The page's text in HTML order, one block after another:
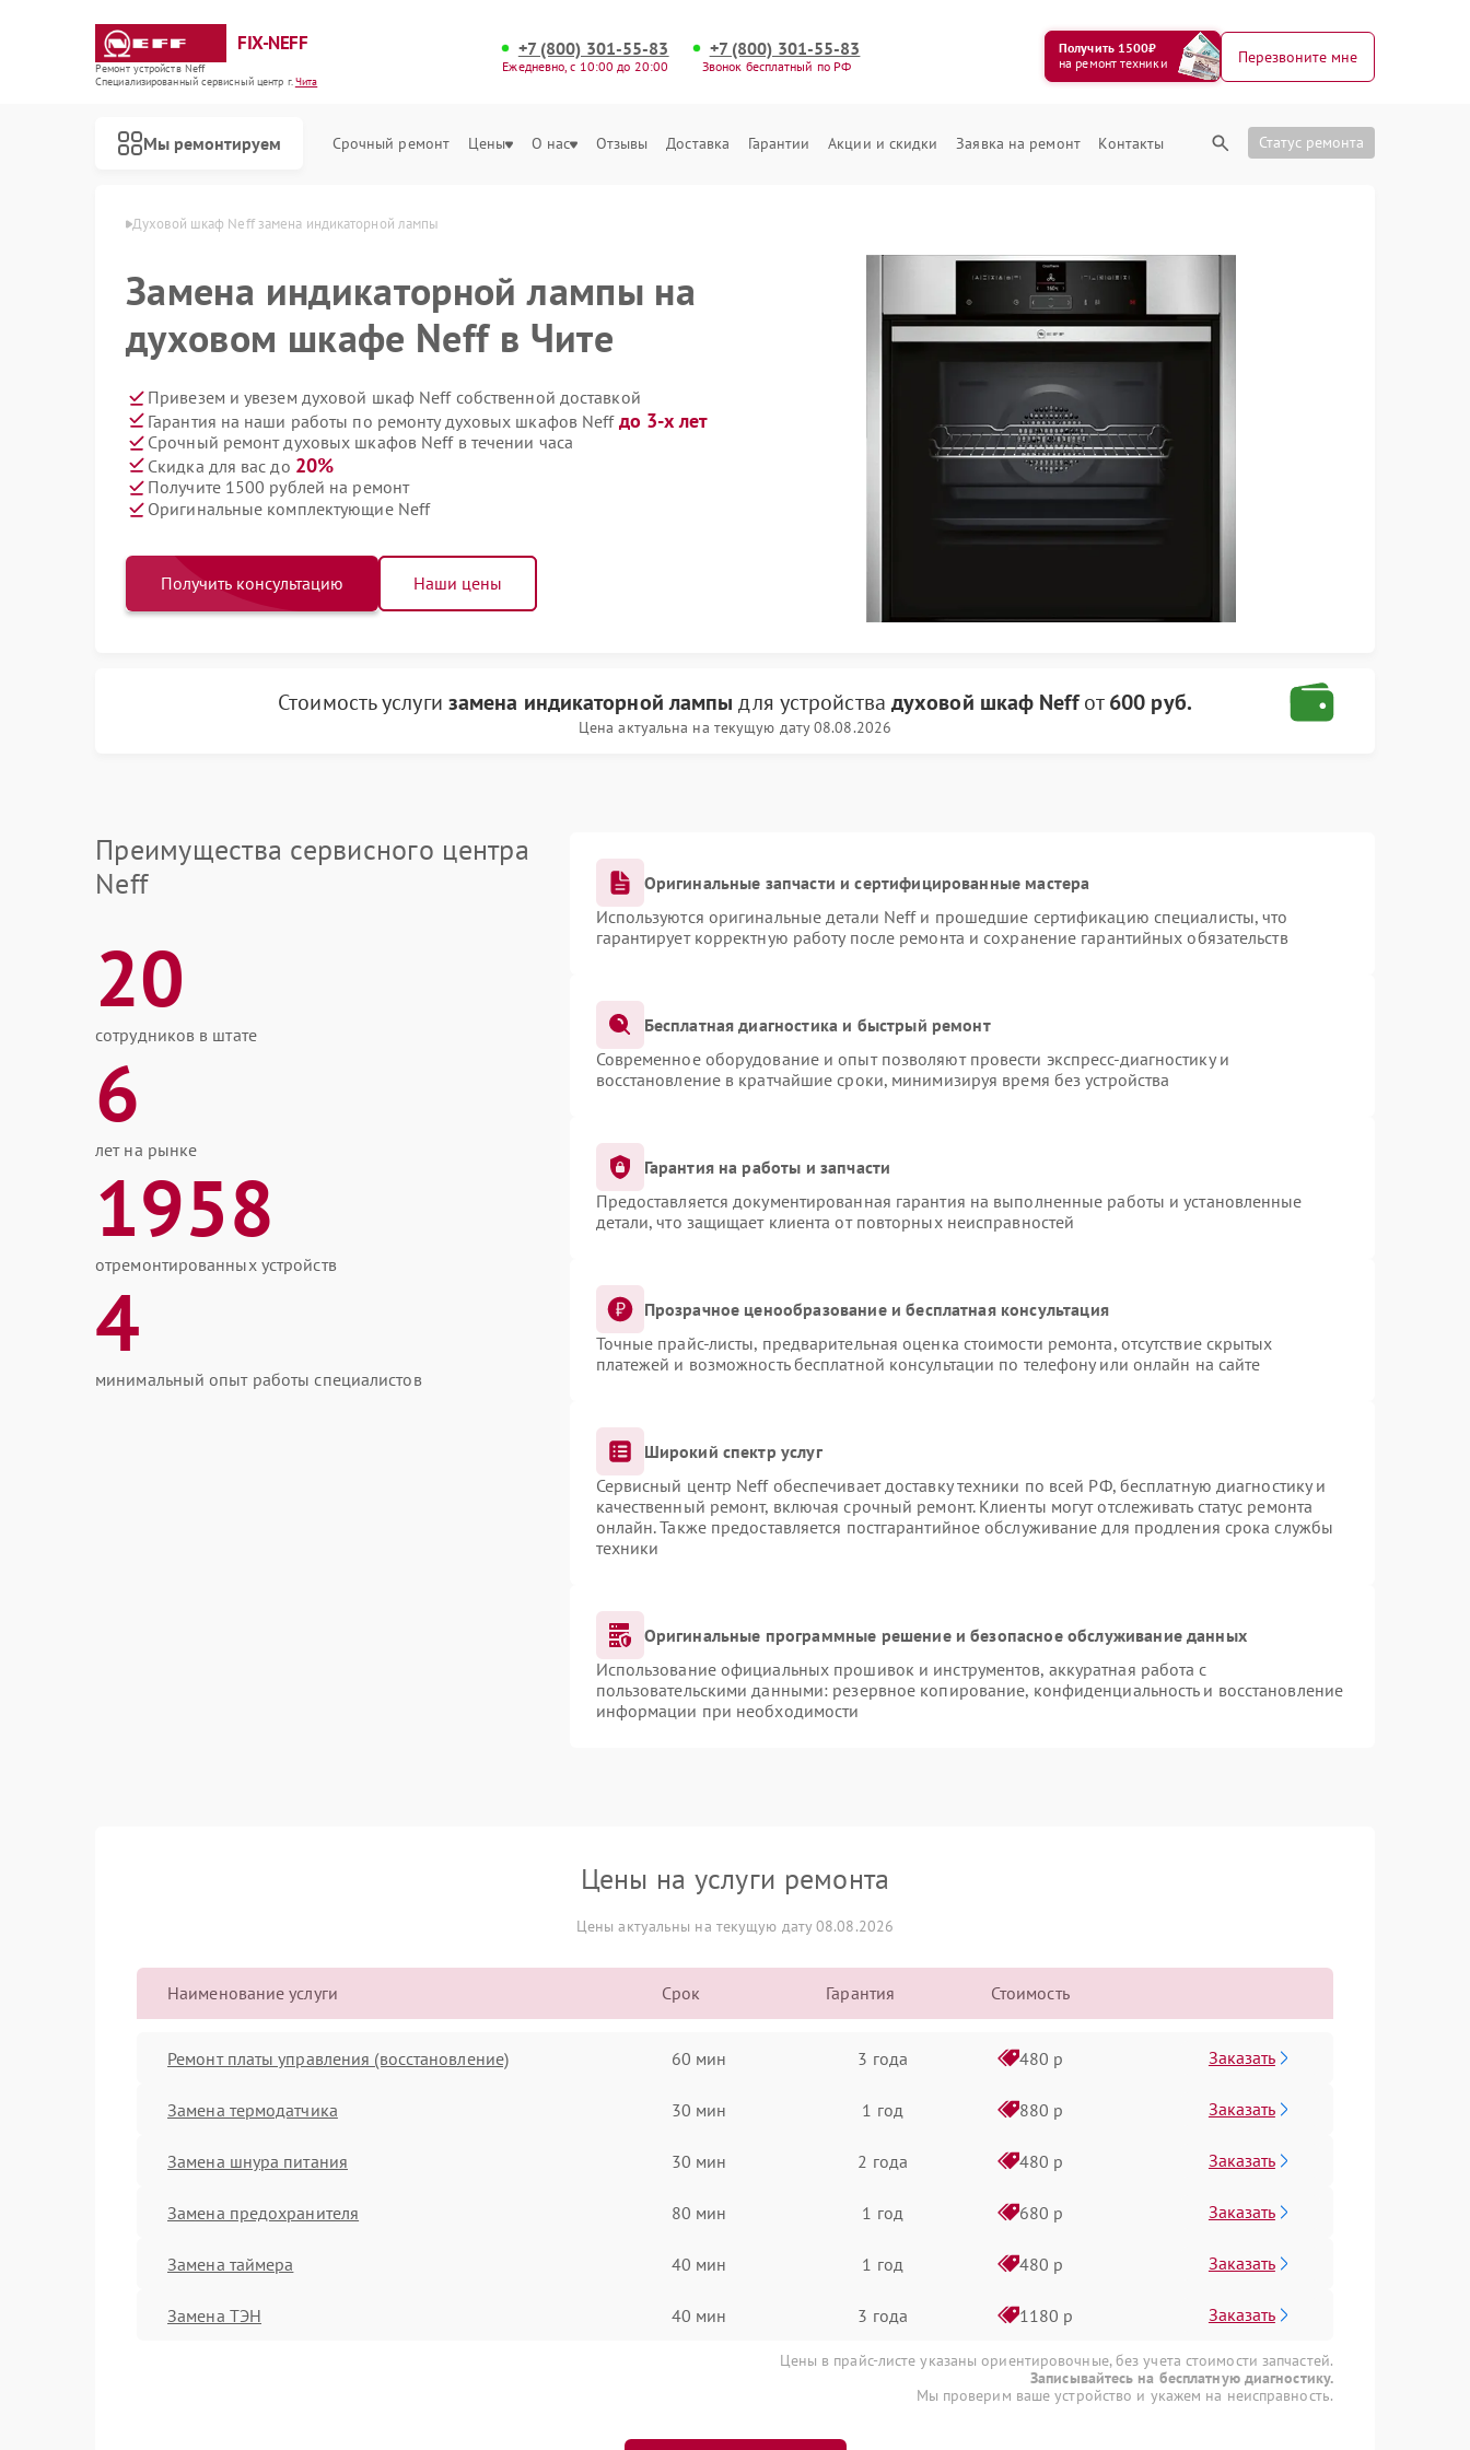
FIX-NEFF
Ремонт устройств Neff
Специализированный cервисный центр г.Чита
+7 (800) 301-55-83
Ежедневно, с 10:00 до 20:00
+7 (800) 301-55-83
Звонок бесплатный по РФ
Получить 1500₽
на ремонт техники
Перезвоните мне
Мы ремонтируем Срочный ремонт Цены О нас Отзывы Доставка Гарантии Акции и скидки Заявка на ремонт Контакты Статус ремонта
Neff в Чите Духовой шкаф Neff замена индикаторной лампы
Замена индикаторной лампы на
духовом шкафе Neff в Чите
Привезем и увезем духовой шкаф Neff собственной доставкой
Гарантия на наши работы по ремонту духовых шкафов Neff до 3-х лет
Срочный ремонт духовых шкафов Neff в течении часа
Скидка для вас до 20%
Получите 1500 рублей на ремонт
Оригинальные комплектующие Neff
Получить консультацию Наши цены
Стоимость услуги замена индикаторной лампы для устройства духовой шкаф Neffот600 руб.
Цена актуальна на текущую дату 08.08.2026
Преимущества сервисного центра
Neff
20
сотрудников в штате
6
лет на рынке
1958
отремонтированных устройств
4
минимальный опыт работы специалистов
Оригинальные запчасти и сертифицированные мастера
Используются оригинальные детали Neff и прошедшие сертификацию специалисты, что
гарантирует корректную работу после ремонта и сохранение гарантийных обязательств
Бесплатная диагностика и быстрый ремонт
Современное оборудование и опыт позволяют провести экспресс-диагностику и
восстановление в кратчайшие сроки, минимизируя время без устройства
Гарантия на работы и запчасти
Предоставляется документированная гарантия на выполненные работы и установленные
детали, что защищает клиента от повторных неисправностей
Прозрачное ценообразование и бесплатная консультация
Точные прайс-листы, предварительная оценка стоимости ремонта, отсутствие скрытых
платежей и возможность бесплатной консультации по телефону или онлайн на сайте
Широкий спектр услуг
Сервисный центр Neff обеспечивает доставку техники по всей РФ, бесплатную диагностику и
качественный ремонт, включая срочный ремонт. Клиенты могут отслеживать статус ремонта
онлайн. Также предоставляется постгарантийное обслуживание для продления срока службы
техники
Оригинальные программные решение и безопасное обслуживание данных
Использование официальных прошивок и инструментов, аккуратная работа с
пользовательскими данными: резервное копирование, конфиденциальность и восстановление
информации при необходимости
Цены на услуги ремонта
Цены актуальны на текущую дату 08.08.2026
Наименование услуги Срок Гарантия Стоимость
Ремонт платы управления (восстановление) 60 мин 3 года 480 р Заказать
Замена термодатчика 30 мин 1 год 880 р Заказать
Замена шнура питания 30 мин 2 года 480 р Заказать
Замена предохранителя 80 мин 1 год 680 р Заказать
Замена таймера 40 мин 1 год 480 р Заказать
Замена ТЭН 40 мин 3 года 1180 р Заказать
Цены в прайс-листе указаны ориентировочные, без учета стоимости запчастей.
Записывайтесь на бесплатную диагностику.
Мы проверим ваше устройство и укажем на неисправность.